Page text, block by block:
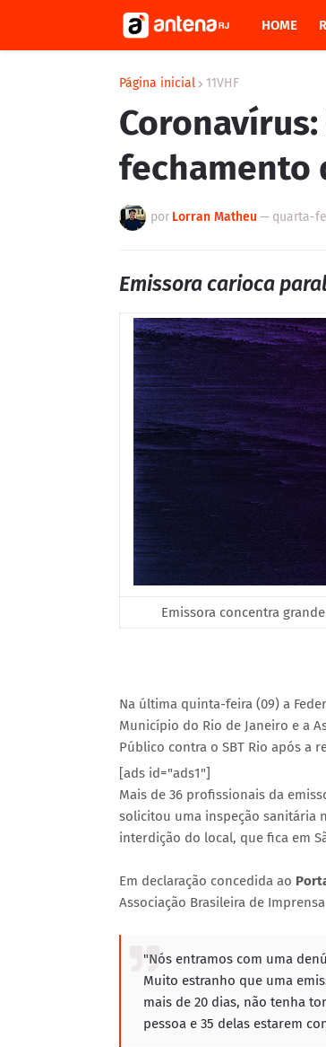
HOME
Página inicial 11VHF
fechamento
por Lorran Matheu — quarta-
Emissora carioca
Emissora concentra
Na última quinta-feira (09) a
Município do Rio de Janeiro e a
Público contra o SBT Rio após a
[ads id="ads1"]
Mais de 36 profissionais da
solicitou uma inspeção sanitária
interdição do local, que fica em
Em declaração concedida ao
Associação Brasileira de
"Nós entramos com uma
Muito estranho que uma
mais de 20 dias, não tenha
pessoa e 35 delas estarem